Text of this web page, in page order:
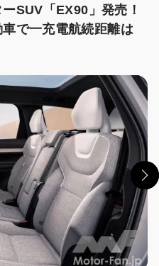
SUV「EX90」発売！
で一充電航続距離は